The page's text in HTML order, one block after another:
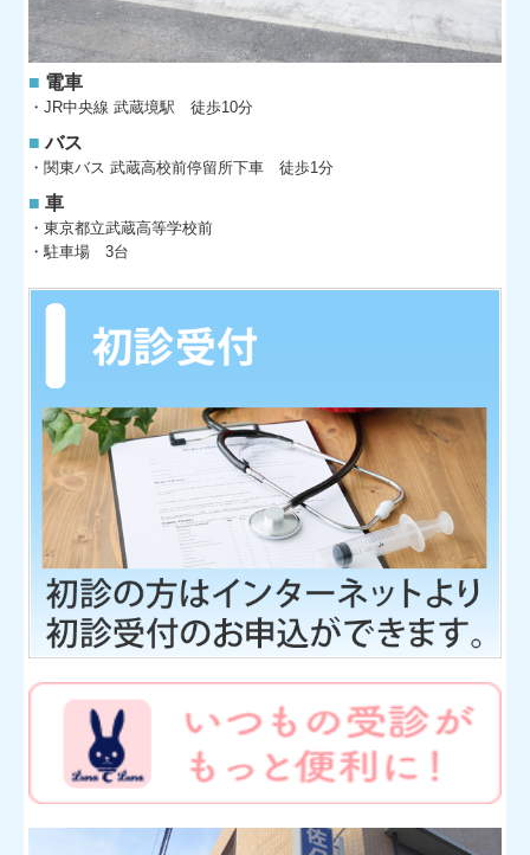
■ 電車
・JR中央線 武蔵境駅 徒歩10分
■バス
・関東バス 武蔵高校前停留所下車 徒歩1分
■車
・東京都立武蔵高等学校前
・駐車場 3台